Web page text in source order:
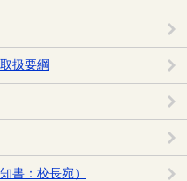
扱要綱
書：校長宛）